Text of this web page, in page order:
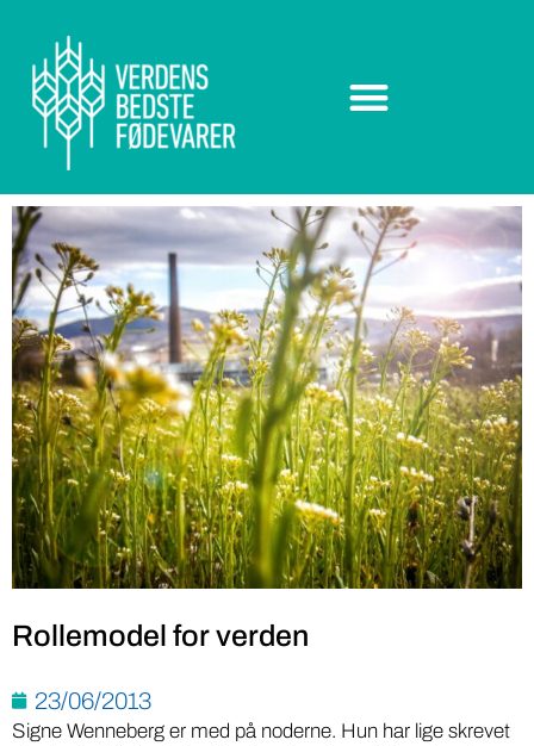
Rollemodel for verden
23/06/2013
Signe Wenneberg er med på noderne. Hun har lige skrevet